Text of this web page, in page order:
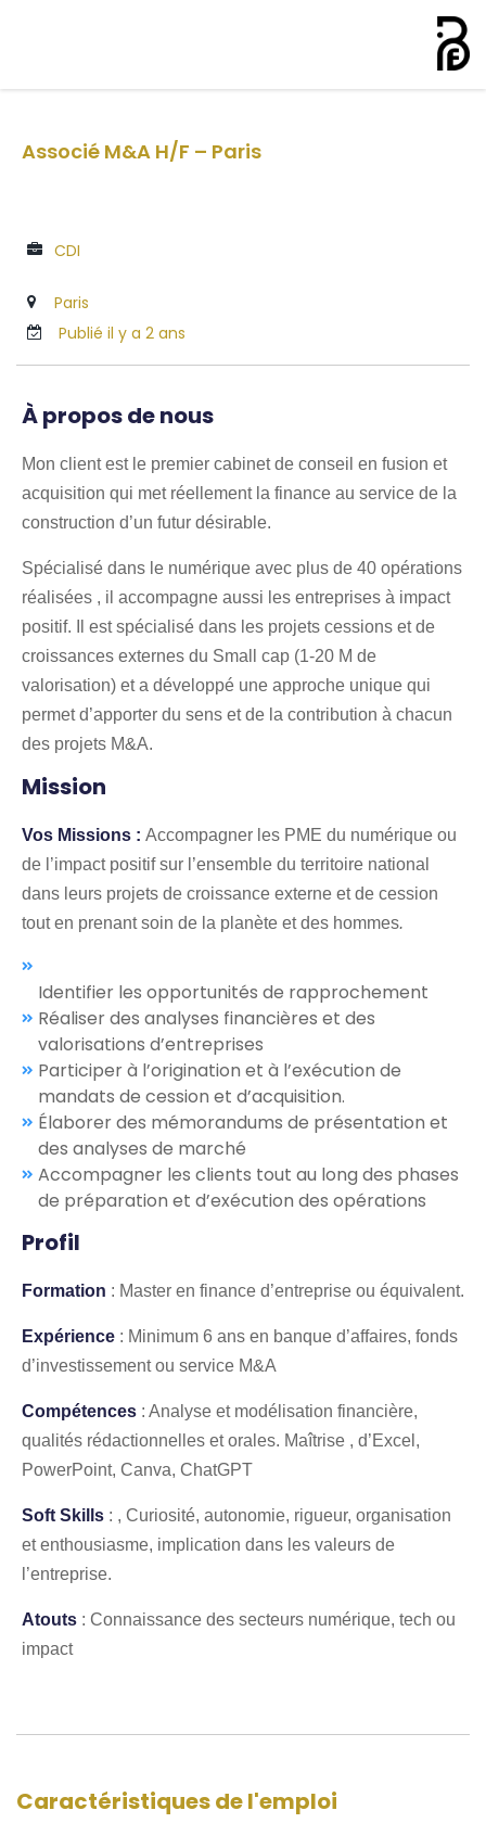
Associé M&A H/F – Paris
CDI
Paris
Publié il y a 2 ans
À propos de nous
Mon client est le premier cabinet de conseil en fusion et
acquisition qui met réellement la finance au service de la
construction d’un futur désirable.
Spécialisé dans le numérique avec plus de 40 opérations
réalisées , il accompagne aussi les entreprises à impact
positif. Il est spécialisé dans les projets cessions et de
croissances externes du Small cap (1-20 M de
valorisation) et a développé une approche unique qui
permet d’apporter du sens et de la contribution à chacun
des projets M&A.
Mission
Vos Missions : Accompagner les PME du numérique ou
de l’impact positif sur l’ensemble du territoire national
dans leurs projets de croissance externe et de cession
tout en prenant soin de la planète et des hommes.
Identifier les opportunités de rapprochement
Réaliser des analyses financières et des
valorisations d’entreprises
Participer à l’origination et à l’exécution de
mandats de cession et d’acquisition.
Élaborer des mémorandums de présentation et
des analyses de marché
Accompagner les clients tout au long des phases
de préparation et d’exécution des opérations
Profil
Formation : Master en finance d’entreprise ou équivalent.
Expérience : Minimum 6 ans en banque d’affaires, fonds
d’investissement ou service M&A
Compétences : Analyse et modélisation financière,
qualités rédactionnelles et orales. Maîtrise , d’Excel,
PowerPoint, Canva, ChatGPT
Soft Skills : , Curiosité, autonomie, rigueur, organisation
et enthousiasme, implication dans les valeurs de
l’entreprise.
Atouts : Connaissance des secteurs numérique, tech ou
impact
Caractéristiques de l'emploi